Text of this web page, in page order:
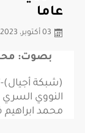
عاما
03 أكتوبر، 2023 - 11:10am
بصوت:
(شبكة
محمد